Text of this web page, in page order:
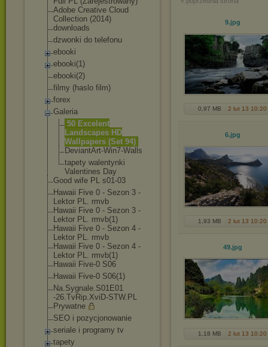
Adobe Creative Cloud
Collection (2014)
downloads
dzwonki do telefonu
ebooki
ebooki(1)
ebooki(2)
filmy (haslo film)
forex
Galeria
50 Excelent
Landscapes HD
Wallpapers (Set 94)
DeviantArt-Win7-Walls
tapety walentynki
Valentines Day
Good wife PL s01-03
Hawaii Five 0 - Sezon 3 -
Lektor PL. rmvb
Hawaii Five 0 - Sezon 3 -
Lektor PL. rmvb(1)
Hawaii Five 0 - Sezon 4 -
Lektor PL. rmvb
Hawaii Five 0 - Sezon 4 -
Lektor PL. rmvb(1)
Hawaii Five-0 S06
Hawaii Five-0 S06(1)
Na.Sygnale.S01E01
-26.TvRip.XviD-STW.PL
Prywatne
SEO i pozycjonowanie
seriale i programy tv
tapety
9.jpg
0,97 MB 2 lut 13 10:20
6.jpg
1,93 MB 2 lut 13 10:20
49.jpg
1,18 MB 2 lut 13 10:20